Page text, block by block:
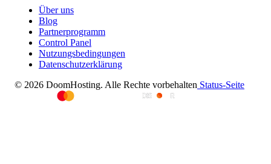
Über uns
Blog
Partnerprogramm
Control Panel
Nutzungsbedingungen
Datenschutzerklärung
© 2026 DoomHosting. Alle Rechte vorbehalten Status-Seite